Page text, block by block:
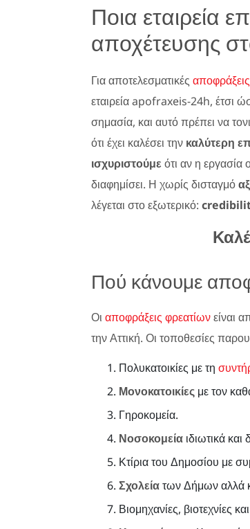
Ποια εταιρεία
αποχέτευσης
Για αποτελεσματικές
εταιρεία apofraxeis-24h, έτσι
σημασία, και αυτό πρέπει να
ότι έχει καλέσει την καλύτερη
ισχυριστούμε ότι αν η
διαφημίσει. Η χωρίς δισταγμό
λέγεται στο εξωτερικό:
Πού κάνουμε
Οι αποφράξεις φρεατίωνείναι
την Αττική. Οι τοποθεσίες
Πολυκατοικίες με τη
Μονοκατοικίες με τον
Γηροκομεία.
Νοσοκομεία ιδιωτικά
Κτίρια του Δημοσίου με
Σχολείατων Δήμων αλλά
Βιομηχανίες, βιοτεχνίες και